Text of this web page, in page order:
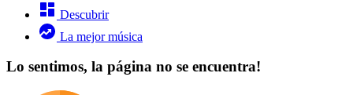
Descubrir
La mejor música
Lo sentimos, la página no se encuentra!